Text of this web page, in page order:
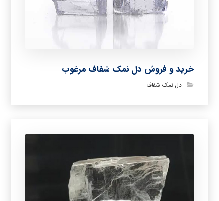
خرید و فروش دل نمک شفاف مرغوب
دل نمک شفاف